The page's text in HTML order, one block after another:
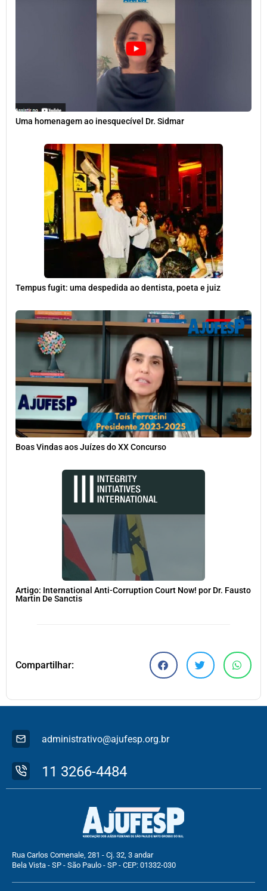
Uma homenagem ao inesquecível Dr. Sidmar
Tempus fugit: uma despedida ao dentista, poeta e juiz
Boas Vindas aos Juízes do XX Concurso
Artigo: International Anti-Corruption Court Now! por Dr. Fausto
Martin De Sanctis
Compartilhar:
administrativo@ajufesp.org.br
11 3266-4484
Rua Carlos Comenale, 281 - Cj. 32, 3 andar
Bela Vista - SP - São Paulo - SP - CEP: 01332-030